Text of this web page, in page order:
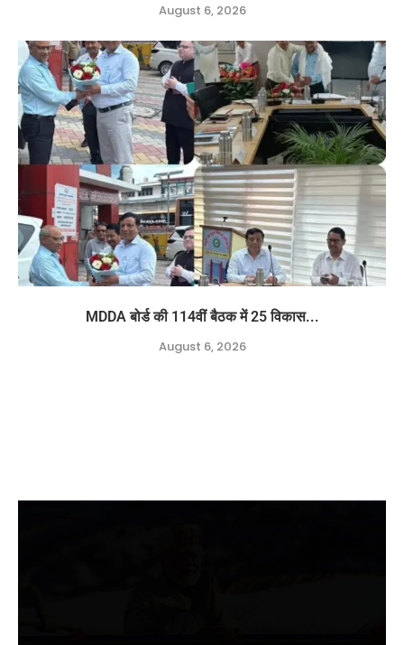
August 6, 2026
MDDA बोर्ड की 114वीं बैठक में 25 विकास...
August 6, 2026